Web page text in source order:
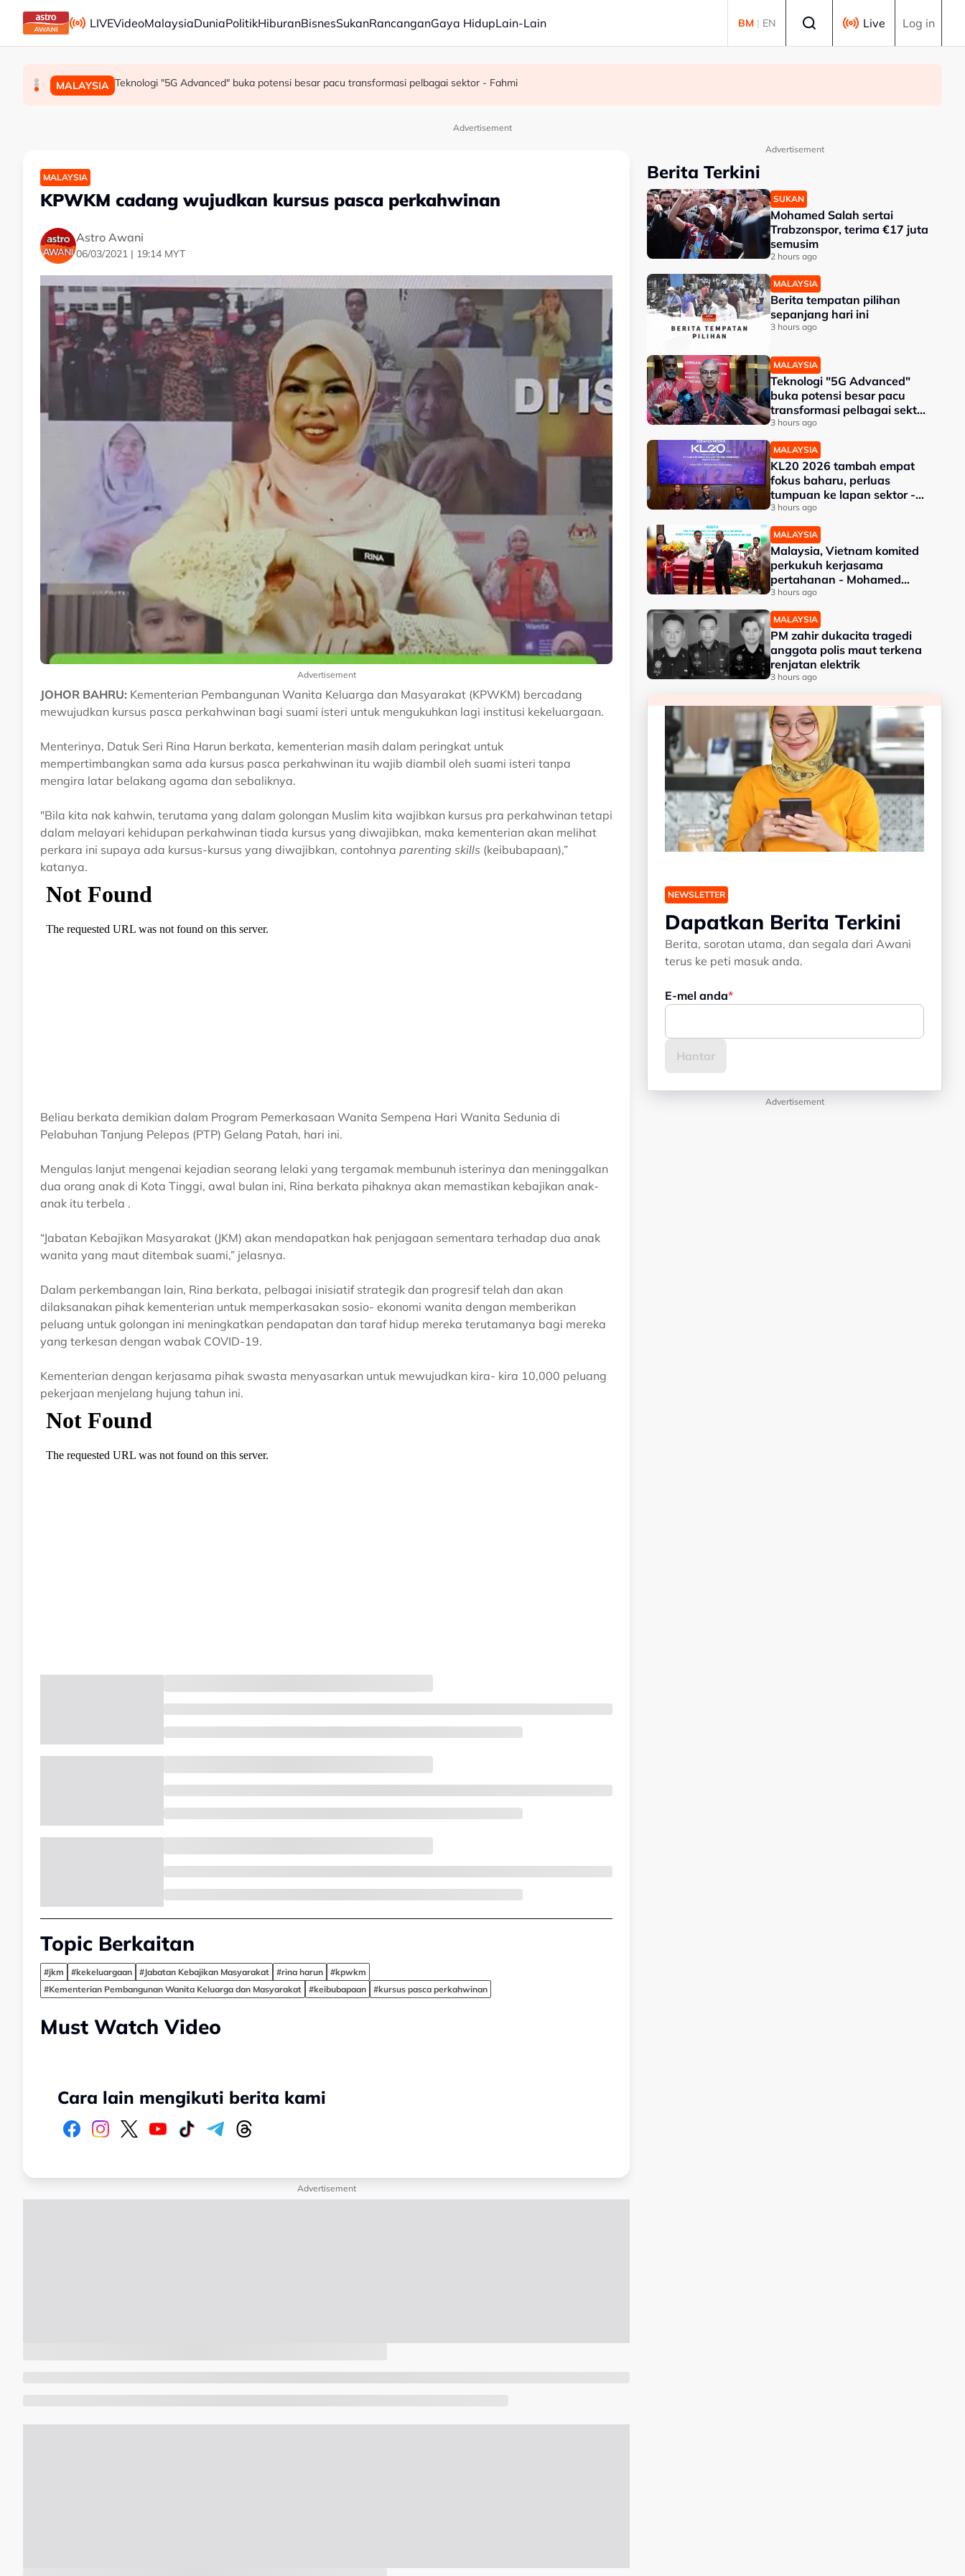
Skip to main content
LIVEVideoMalaysiaDuniaPolitikHiburanBisnesSukanRancanganGaya HidupLain-Lain BM | EN Live Log in
SUKAN Mohamed Salah sertai Trabzonspor, terima €17 juta semusim
MALAYSIA Berita tempatan pilihan sepanjang hari ini
MALAYSIA Teknologi "5G Advanced" buka potensi besar pacu transformasi pelbagai sektor - Fahmi
Advertisement
MALAYSIA
KPWKM cadang wujudkan kursus pasca perkahwinan
Astro Awani
06/03/2021 | 19:14 MYT
Advertisement
JOHOR BAHRU: Kementerian Pembangunan Wanita Keluarga dan Masyarakat (KPWKM) bercadang
mewujudkan kursus pasca perkahwinan bagi suami isteri untuk mengukuhkan lagi institusi kekeluargaan.
Menterinya, Datuk Seri Rina Harun berkata, kementerian masih dalam peringkat untuk
mempertimbangkan sama ada kursus pasca perkahwinan itu wajib diambil oleh suami isteri tanpa
mengira latar belakang agama dan sebaliknya.
"Bila kita nak kahwin, terutama yang dalam golongan Muslim kita wajibkan kursus pra perkahwinan tetapi
dalam melayari kehidupan perkahwinan tiada kursus yang diwajibkan, maka kementerian akan melihat
perkara ini supaya ada kursus-kursus yang diwajibkan, contohnya parenting skills (keibubapaan),”
katanya.
Beliau berkata demikian dalam Program Pemerkasaan Wanita Sempena Hari Wanita Sedunia di
Pelabuhan Tanjung Pelepas (PTP) Gelang Patah, hari ini.
Mengulas lanjut mengenai kejadian seorang lelaki yang tergamak membunuh isterinya dan meninggalkan
dua orang anak di Kota Tinggi, awal bulan ini, Rina berkata pihaknya akan memastikan kebajikan anak-
anak itu terbela .
“Jabatan Kebajikan Masyarakat (JKM) akan mendapatkan hak penjagaan sementara terhadap dua anak
wanita yang maut ditembak suami,” jelasnya.
Dalam perkembangan lain, Rina berkata, pelbagai inisiatif strategik dan progresif telah dan akan
dilaksanakan pihak kementerian untuk memperkasakan sosio- ekonomi wanita dengan memberikan
peluang untuk golongan ini meningkatkan pendapatan dan taraf hidup mereka terutamanya bagi mereka
yang terkesan dengan wabak COVID-19.
Kementerian dengan kerjasama pihak swasta menyasarkan untuk mewujudkan kira- kira 10,000 peluang
pekerjaan menjelang hujung tahun ini.
Topic Berkaitan
#jkm #kekeluargaan #Jabatan Kebajikan Masyarakat #rina harun
#kpwkm
#Kementerian Pembangunan Wanita Keluarga dan Masyarakat
#keibubapaan #kursus pasca perkahwinan
Must Watch Video
Cara lain mengikuti berita kami
Advertisement
Advertisement
Berita Terkini
SUKAN
Mohamed Salah sertai
Trabzonspor, terima €17 juta
semusim
2 hours ago
MALAYSIA
Berita tempatan pilihan
sepanjang hari ini
3 hours ago
MALAYSIA
Teknologi "5G Advanced"
buka potensi besar pacu
transformasi pelbagai sektor
- Fahmi
3 hours ago
MALAYSIA
KL20 2026 tambah empat
fokus baharu, perluas
tumpuan ke lapan sektor -
Akmal Nasrullah
3 hours ago
MALAYSIA
Malaysia, Vietnam komited
perkukuh kerjasama
pertahanan - Mohamed
Khaled
3 hours ago
MALAYSIA
PM zahir dukacita tragedi
anggota polis maut terkena
renjatan elektrik
3 hours ago
NEWSLETTER
Dapatkan Berita Terkini
Berita, sorotan utama, dan segala dari Awani
terus ke peti masuk anda.
E-mel anda
Advertisement